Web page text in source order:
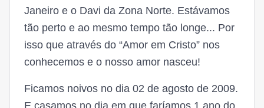
Janeiro e o Davi da Zona Norte. Estávamos
tão perto e ao mesmo tempo tão longe... Por
isso que através do “Amor em Cristo” nos
conhecemos e o nosso amor nasceu!
Ficamos noivos no dia 02 de agosto de 2009.
E casamos no dia em que faríamos 1 ano do